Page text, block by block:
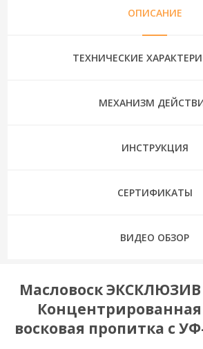
ОПИСАНИЕ
ТЕХНИЧЕСКИЕ
МЕХАНИЗМ
ИНСТРУКЦИЯ
СЕРТИФИКАТЫ
ВИДЕО ОБЗОР
Масловоск
восковая пропитка с